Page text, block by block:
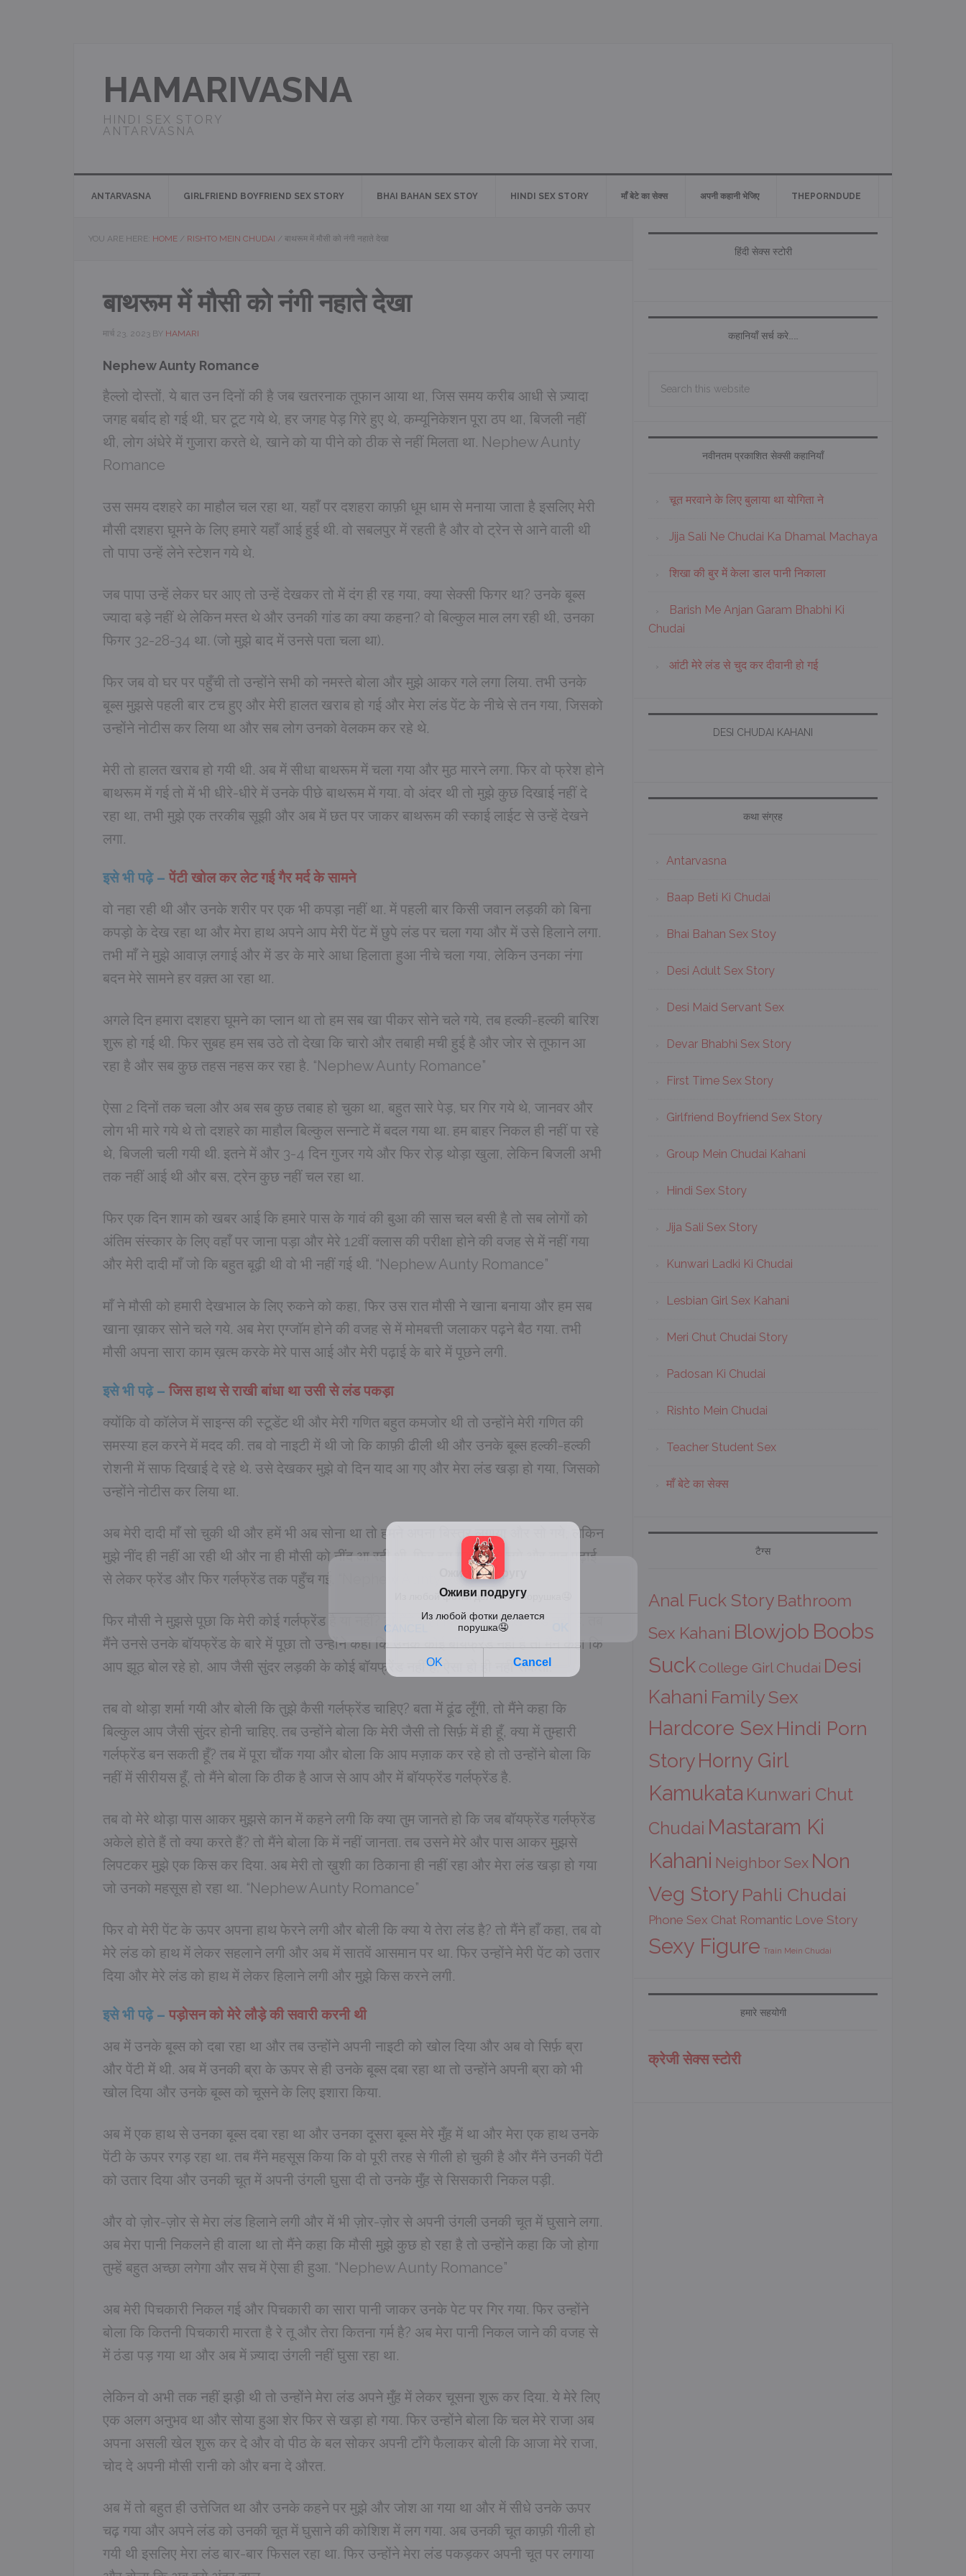
HAMARIVASNA
HINDI SEX STORY
ANTARVASNA
ANTARVASNA GIRLFRIEND BOYFRIEND SEX STORY BHAI BAHAN SEX STOY HINDI SEX STORY माँ बेटे का सेक्स अपनी कहानी भेजिए THEPORNDUDE
YOU ARE HERE: HOME / RISHTO MEIN CHUDAI / बाथरूम में मौसी को नंगी नहाते देखा
बाथरूम में मौसी को नंगी नहाते देखा
मार्च 23, 2023 BY HAMARI
Nephew Aunty Romance
हैल्लो दोस्तों, ये बात उन दिनों की है जब खतरनाक तूफान आया था, जिस समय करीब आधी से ज़्यादा
जगह बर्बाद हो गई थी, घर टूट गये थे, हर जगह पेड़ गिरे हुए थे, कम्यूनिकेशन पूरा ठप था, बिजली नहीं
थी, लोग अंधेरे में गुजारा करते थे, खाने को या पीने को ठीक से नहीं मिलता था. Nephew Aunty
Romance
उस समय दशहरे का माहौल चल रहा था, यहाँ पर दशहरा काफ़ी धूम धाम से मनाया जाता है इसलिए मेरी
मौसी दशहरा घूमने के लिए हमारे यहाँ आई हुई थी. वो सबलपुर में रहती है और वो ट्रेन से आने वाली थी
तो पापा उन्हें लेने स्टेशन गये थे.
जब पापा उन्हें लेकर घर आए तो उन्हें देखकर तो में दंग ही रह गया, क्या सेक्सी फिगर था? उनके बूब्स
ज्यादा बड़े नहीं थे लेकिन मस्त थे और उनकी गांड का क्या कहना? वो बिल्कुल माल लग रही थी, उनका
फिगर 32-28-34 था. (जो मुझे बाद में उनसे पता चला था).
फिर जब वो घर पर पहुँची तो उन्होंने सभी को नमस्ते बोला और मुझे आकर गले लगा लिया. तभी उनके
बूब्स मुझसे पहली बार टच हुए और मेरी हालत खराब हो गई और मेरा लंड पेंट के नीचे से तन गया, जिसको
उन्होंने नोटीस कर लिया था और सब लोग उनको वेलकम कर रहे थे.
मेरी तो हालत खराब हो गयी थी. अब में सीधा बाथरूम में चला गया और मुठ मारने लगा. फिर वो फ्रेश होने
बाथरूम में गई तो में भी धीरे-धीरे में उनके पीछे बाथरूम में गया. वो अंदर थी तो मुझे कुछ दिखाई नहीं दे
रहा था, तभी मुझे एक तरकीब सूझी और अब में छत पर जाकर बाथरूम की स्काई लाईट से उन्हें देखने
लगा.
इसे भी पढ़े – पेंटी खोल कर लेट गई गैर मर्द के सामने
वो नहा रही थी और उनके शरीर पर एक भी कपड़ा नहीं था. में पहली बार किसी जवान लड़की को बिना
कपड़ो के देख रहा था और मेरा हाथ अपने आप मेरी पेंट में छुपे लंड पर चला गया और में उसे हिलाने लगा.
तभी माँ ने मुझे आवाज़ लगाई और में डर के मारे आधा हिलाता हुआ नीचे चला गया, लेकिन उनका नंगा
बदन मेरे सामने हर वक़्त आ रहा था.
अगले दिन हमारा दशहरा घूमने का प्लान था तो हम सब खा पीकर सोने चले गये, तब हल्की-हल्की बारिश
शुरू हो गई थी. फिर सुबह हम सब उठे तो देखा कि चारो और तबाही मची हुई है और जोर से तूफान आ
रहा है और सब कुछ तहस नहस कर रहा है. “Nephew Aunty Romance”
ऐसा 2 दिनों तक चला और अब सब कुछ तबाह हो चुका था, बहुत सारे पेड़, घर गिर गये थे, जानवर और
लोग भी मारे गये थे तो दशहरे का माहौल बिल्कुल सन्नाटे में बदल गया था. हम बाहर निकल ही नहीं पा रहे
थे, बिजली चली गयी थी. इतने में और 3-4 दिन गुजर गये और फिर रोड़ थोड़ा खुला, लेकिन बिजली अभी
तक नहीं आई थी और बस, ट्रेन कुछ नहीं चल रहा था.
फिर एक दिन शाम को खबर आई कि हमारे पास के गावं की बुआ की सास चल बसी है तो सब लोगों को
अंतिम संस्कार के लिए वहाँ पर जाना पड़ा और मेरे 12वीं क्लास की परीक्षा होने की वजह से में नहीं गया
और मेरी दादी माँ जो कि बहुत बूढ़ी थी वो भी नहीं गई थी. “Nephew Aunty Romance”
माँ ने मौसी को हमारी देखभाल के लिए रुकने को कहा, फिर उस रात मौसी ने खाना बनाया और हम सब
खाना ख़ाकर सोने चले गये. अब मेरा एग्जॉम होने की वजह से में मोमबत्ती जलाकर पढ़ने बैठ गया. तभी
मौसी अपना सारा काम ख़त्म करके मेरे पास आई और मेरी पढ़ाई के बारे में पूछने लगी.
इसे भी पढ़े – जिस हाथ से राखी बांधा था उसी से लंड पकड़ा
क्योंकि वो कॉलेज में साइन्स की स्टूडेंट थी और मेरी गणित बहुत कमजोर थी तो उन्होंने मेरी गणित की
समस्या हल करने में मदद की. तब वो नाइटी में थी जो कि काफ़ी ढीली थी और उनके बूब्स हल्की-हल्की
रोशनी में साफ दिखाई दे रहे थे. उसे देखकर मुझे वो दिन याद आ गए और मेरा लंड खड़ा हो गया, जिसको
उन्होंने नोटीस कर लिया था.
अब मेरी दादी माँ सो चुकी थी और हमें भी अब सोना था तो हमने अपना बिस्तर लगाया और सो गये, लेकिन
मुझे नींद ही नहीं आ रही थी और ना ही मौसी को नींद आ रही थी. फिर हम गप्पे मारने लगे और बात पढ़ाई
से लेकर फ्रेंड और फिर गर्लफ्रेंड तक पहुँच गई. “Nephew Aunty Romance”
फिर मौसी ने मुझसे पूछा कि मेरी कोई गर्लफ्रेंड है या नहीं? तो मैंने कहा कि मेरी कोई गर्लफ्रेंड नहीं है. तब
मैंने उनसे उनके बॉयफ्रेंड के बारे में पूछा तो उन्होंने कहा कि उनके कोई बॉयफ्रेंड नहीं है तो मैंने कहा कि
आप झूठ बोल रहे हो, आप जैसी सुंदर लड़की के कोई बॉयफ्रेंड नहीं है, ऐसा हो ही नहीं सकता.
तब वो थोड़ा शर्मा गयी और बोली कि तुझे कैसी गर्लफ्रेंड चाहिए? बता में ढूंढ लूँगी, तो मैंने कहा कि
बिल्कुल आप जैसी सुंदर होनी चाहिए. तब उन्होंने बोला कि मेरी जैसी तो सिर्फ़ में ही हूँ, क्या में तुम्हारी
गर्लफ्रेंड बन सकती हूँ? तब में पूरा चौंक गया और बोला कि आप मज़ाक कर रहे हो तो उन्होंने बोला कि
नहीं में सीरीयस हूँ, तो मैंने बोला कि ठीक है आज से आप और में बॉयफ्रेंड गर्लफ्रेंड है.
तब वो मेरे थोड़ा पास आकर मुझसे कान में कहने लगी कि क्या तुम जानते हो कि जब बॉयफ्रेंड गर्लफ्रेंड
अकेले होते हैं तो क्या करते हैं? तो मैंने बोला कि में नहीं जानता. तब उसने मेरे और पास आकर मुझसे
लिपटकर मुझे एक किस कर दिया. अब मेरी तो ख़ुशी का ठिकाना ही नहीं रहा और मेरा लंड खड़ा हो गया
जो उनको महसूस हो रहा था. “Nephew Aunty Romance”
फिर वो मेरी पेंट के ऊपर अपना हाथ फेरने लगी और बोली कि क्या ये तेरा लंड है? तो मैंने हाँ कहा, तब वो
मेरे लंड को हाथ में लेकर सहलाने लगी और अब में सातवें आसमान पर था. फिर उन्होंने मेरी पेंट को उतार
दिया और मेरे लंड को हाथ में लेकर हिलाने लगी और मुझे किस करने लगी.
इसे भी पढ़े – पड़ोसन को मेरे लौड़े की सवारी करनी थी
अब में उनके बूब्स को दबा रहा था और तब उन्होंने अपनी नाइटी को खोल दिया और अब वो सिर्फ़ ब्रा
और पेंटी में थी. अब में उनकी ब्रा के ऊपर से ही उनके बूब्स दबा रहा था तो उन्होंने अपनी ब्रा को भी
खोल दिया और उनके बूब्स को चूसने के लिए इशारा किया.
अब में एक हाथ से उनका बूब्स दबा रहा था और उनका दूसरा बूब्स मेरे मुँह में था और मेरा एक हाथ उनके
पेंटी के ऊपर रगड़ रहा था. तब मैंने महसूस किया कि वो पूरी तरह से गीली हो चुकी है और मैंने उनकी पेंटी
को उतार दिया और उनकी चूत में अपनी उंगली घुसा दी तो उनके मुँह से सिसकारी निकल पड़ी.
और वो ज़ोर-ज़ोर से मेरा लंड हिलाने लगी और में भी ज़ोर-ज़ोर से अपनी उंगली उनकी चूत में घुसाने लगा.
अब मेरा पानी निकलने ही वाला था तो मैंने कहा कि मौसी मुझे कुछ हो रहा है तो उन्होंने कहा कि जो होगा
तुम्हें बहुत अच्छा लगेगा और सच में ऐसा ही हुआ. “Nephew Aunty Romance”
अब मेरी पिचकारी निकल गई और पिचकारी का सारा पानी जाकर उनके पेट पर गिर गया. फिर उन्होंने
बोला कि कितनी पिचकारी मारता है रे तू और तेरा कितना गर्म है? अब मेरा पानी निकल जाने की वजह से
में ठंडा पड़ गया था और अब में ज़्यादा उंगली नहीं घुसा रहा था.
लेकिन वो अभी तक नहीं झड़ी थी तो उन्होंने मेरा लंड अपने मुँह में लेकर चूसना शुरू कर दिया. ये मेरे लिए
एक अलग अनुभव था और सोया हुआ शेर फिर से खड़ा हो गया. फिर उन्होंने बोला कि चल मेरे राजा अब
अपना असली खेल शुरू कर दे और वो पीठ के बल सोकर अपनी टाँगे फैलाकर बोली कि आजा मेरे राजा,
चोद दे अपनी मौसी रानी को और बना दे औरत.
अब में तो बहुत ही उत्तेजित था और उनके कहने पर मुझे और जोश आ गया था और में सीधे उनके ऊपर
चढ़ गया और अपने लंड को उनकी चूत में घुसाने की कोशिश में लग गया. अब उनकी चूत काफ़ी गीली हो
गयी थी इसलिए मेरा लंड बार-बार फिसल रहा था. फिर उन्होंने मेरा लंड पकड़कर अपनी चूत पर लगाया
Primary
हिंदी सेक्स स्टोरी
कहानियाँ सर्च करे……
नवीनतम प्रकाशित सेक्सी कहानियाँ
चूत मरवाने के लिए बुलाया था योगिता ने
Jija Sali Ne Chudai Ka Dhamal Machaya
शिखा की बुर में केला डाल पानी निकाला
Barish Me Anjan Garam Bhabhi Ki
Chudai
आंटी मेरे लंड से चुद कर दीवानी हो गई
DESI CHUDAI KAHANI
कथा संग्रह
Antarvasna
Baap Beti Ki Chudai
Bhai Bahan Sex Stoy
Desi Adult Sex Story
Desi Maid Servant Sex
Devar Bhabhi Sex Story
First Time Sex Story
Girlfriend Boyfriend Sex Story
Group Mein Chudai Kahani
Hindi Sex Story
Jija Sali Sex Story
Kunwari Ladki Ki Chudai
Lesbian Girl Sex Kahani
Meri Chut Chudai Story
Padosan Ki Chudai
Rishto Mein Chudai
Teacher Student Sex
माँ बेटे का सेक्स
टैग्स
Anal Fuck Story Bathroom
Sex Kahani Blowjob Boobs
Suck College Girl Chudai Desi
Kahani Family Sex
Hardcore Sex Hindi Porn
StoryHorny Girl
Kamukata Kunwari Chut
Chudai Mastaram Ki
Kahani Neighbor Sex Non
Veg Story Pahli Chudai
Phone Sex Chat Romantic Love Story
Sexy Figure Train Mein Chudai
हमारे सहयोगी
क्रेजी सेक्स स्टोरी